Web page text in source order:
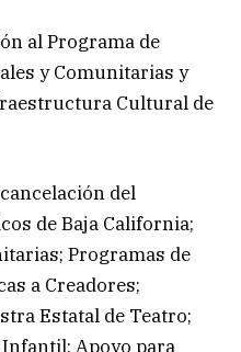
al Programa de
y Comunitarias y
Cultural de
del
de Baja California;
Programas de
a Creadores;
Estatal de Teatro;
Apoyo para